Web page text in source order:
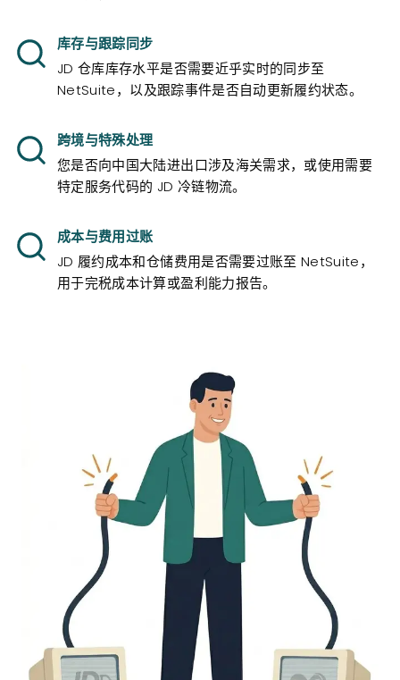
库存与跟踪同步
JD 仓库库存水平是否需要近乎实时的同步至
NetSuite，以及跟踪事件是否自动更新履约状态。
跨境与特殊处理
您是否向中国大陆进出口涉及海关需求，或使用需要
特定服务代码的 JD 冷链物流。
成本与费用过账
JD 履约成本和仓储费用是否需要过账至 NetSuite，
用于完税成本计算或盈利能力报告。